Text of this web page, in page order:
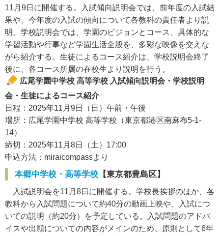
11月9日に開催する。入試傾向説明会では、前年度の入試結
果や、今年度の入試の傾向について各教科の責任者より説
明。学校説明会では、学園のビジョンとコース、具体的な
学習活動や行事など学園生活全般を、多彩な映像を交えな
がら紹介する。生徒によるコース紹介は、学校説明会終了
後に、各コース所属の在校生より説明を行う。
広尾学園中学校 高等学校 入試傾向説明会・学校説明
会・生徒によるコース紹介
日程：2025年11月9日（日）午前・午後
場所：広尾学園中学校 高等学校（東京都港区南麻布5-1-
14）
締切：2025年11月8日（土）17:00
申込方法：miraicompassより
本郷中学校・高等学校 【東京都豊島区】
入試説明会を11月8日に開催する。学校長挨拶のほか、各
教科から入試問題について約40分の動画上映や、入試につ
いての説明（約20分）を予定している。入試問題のアドバ
イスや出願についての内容がメインのため、原則として6年